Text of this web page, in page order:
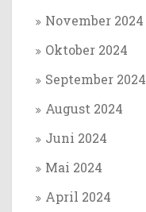
November 2024
Oktober 2024
September 2024
August 2024
Juni 2024
Mai 2024
April 2024